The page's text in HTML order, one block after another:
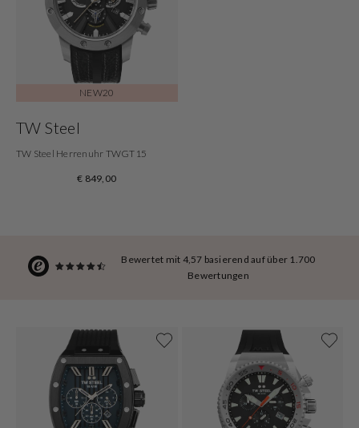
Bewertet mit 4,57 basierend auf über 1.700
Bewertungen
NEW20
TW Steel
TW Steel Herrenuhr TWGT15
€ 849,00